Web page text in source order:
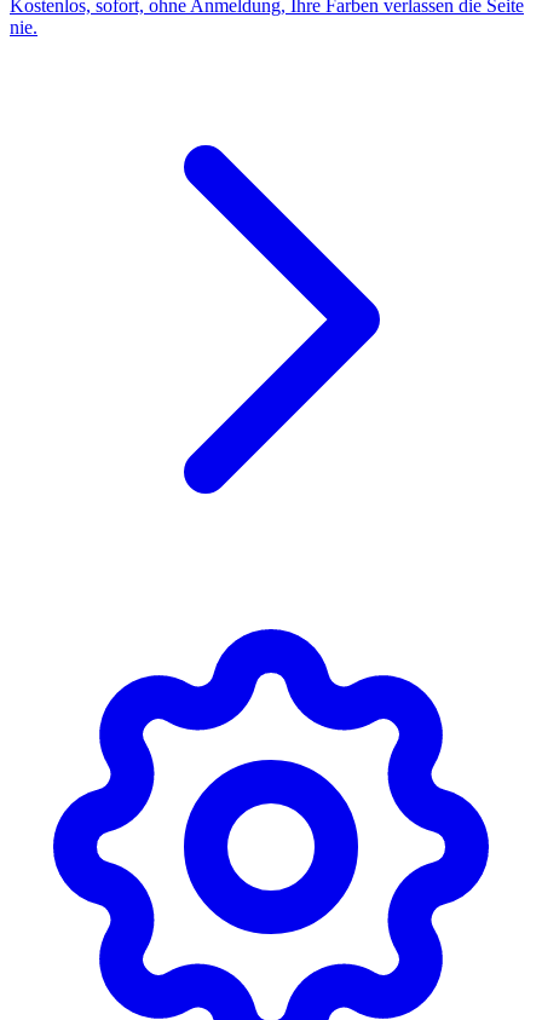
Kostenlos, sofort, ohne Anmeldung, Ihre Farben verlassen die Seite
nie.